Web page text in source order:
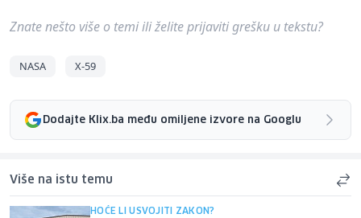
Znate nešto više o temi ili želite prijaviti grešku u tekstu?
NASA X-59
Dodajte Klix.ba među omiljene izvore na Googlu
Više na istu temu
HOĆE LI USVOJITI ZAKON?